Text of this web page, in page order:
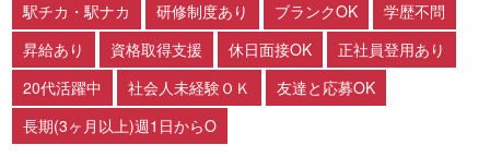
駅チカ・駅ナカ
研修制度あり ブランクOK
学歴不問
昇給あり
資格取得支援 休日面接OK
正社員登用あり
20代活躍中
社会人未経験ＯＫ
友達と応募OK
長期(3ヶ月以上)週1日からO